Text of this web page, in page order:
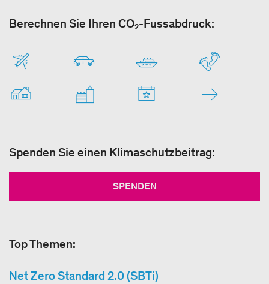
Berechnen Sie Ihren CO₂-Fussabdruck:
Spenden Sie einen Klimaschutzbeitrag:
SPENDEN
Top Themen:
Net Zero Standard 2.0 (SBTi)